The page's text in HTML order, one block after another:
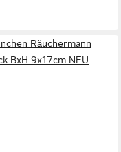
Räuchermann
BxH 9x17cm NEU